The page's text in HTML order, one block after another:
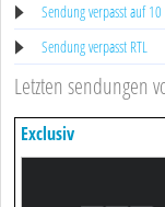
Sendung verpasst auf
Sendung verpasst RTL
Letzten sendungen
Exclusiv